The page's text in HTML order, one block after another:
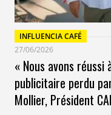
INFLUENCIA CAFÉ
27/06/2026
« Nous avons
publicitaire perdu
Mollier, Président